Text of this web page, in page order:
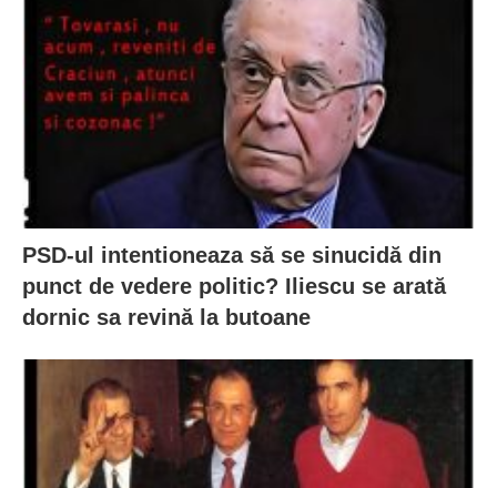
PSD-ul intentioneaza să se sinucidă din
punct de vedere politic? Iliescu se arată
dornic sa revină la butoane